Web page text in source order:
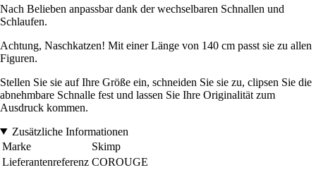
Nach Belieben anpassbar dank der wechselbaren Schnallen und
Schlaufen.
Achtung, Naschkatzen! Mit einer Länge von 140 cm passt sie zu allen
Figuren.
Stellen Sie sie auf Ihre Größe ein, schneiden Sie sie zu, clipsen Sie die
abnehmbare Schnalle fest und lassen Sie Ihre Originalität zum
Ausdruck kommen.
Zusätzliche Informationen
Marke
Skimp
Lieferantenreferenz COROUGE